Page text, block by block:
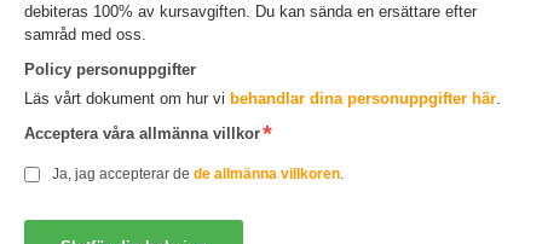
debiteras 100% av kursavgiften. Du kan sända en ersättare efter
samråd med oss.
Policy personuppgifter
Läs vårt dokument om hur vi behandlar dina personuppgifter här.
Acceptera våra allmänna villkor
Ja, jag accepterar de de allmänna villkoren